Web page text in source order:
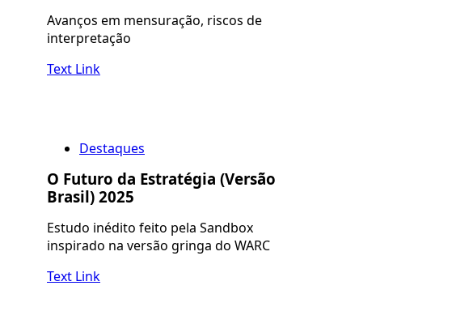
Avanços em mensuração, riscos de
interpretação
Text Link
Destaques
O Futuro da Estratégia (Versão
Brasil) 2025
Estudo inédito feito pela Sandbox
inspirado na versão gringa do WARC
Text Link